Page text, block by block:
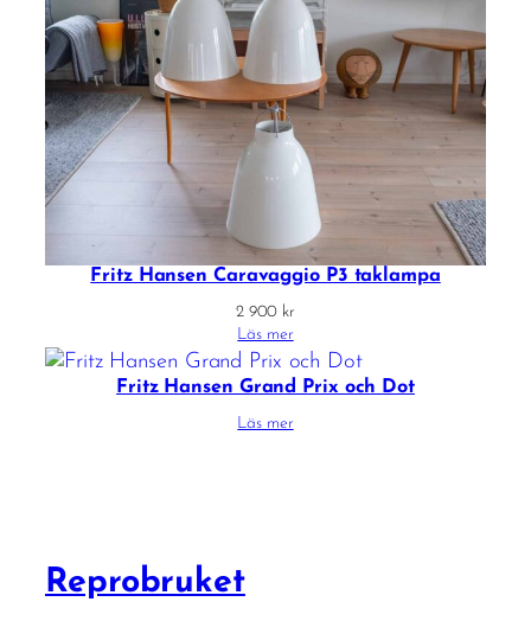
Fritz Hansen Caravaggio P3 taklampa
2 900 kr
Läs mer
Fritz Hansen Grand Prix och Dot
Läs mer
Reprobruket